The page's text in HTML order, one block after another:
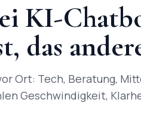
KI-
das
Ort: Tech, Beratung,
Geschwindigkeit,